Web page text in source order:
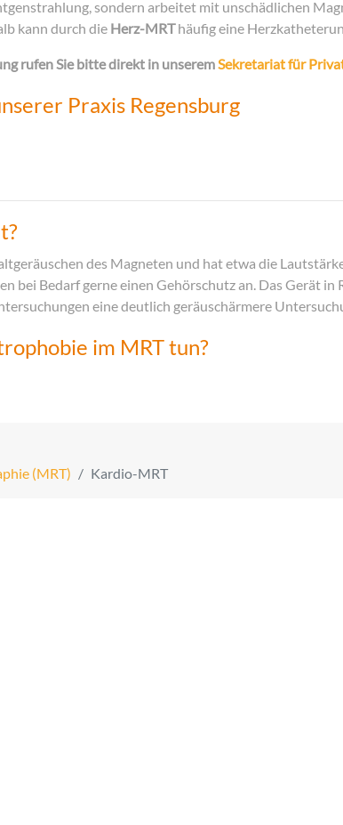
sondern arbeitet mit unschädlichen
kann durch die Herz-MRThäufig eine
rufen Sie bitte direkt in unseremSekretariat für
Praxis Regensburg
des Magneten und hat etwa die
bei Bedarf gerne einen Gehörschutz an. Das Gerät
eine deutlich geräuschärmere
im MRT tun?
(MRT) Kardio-MRT